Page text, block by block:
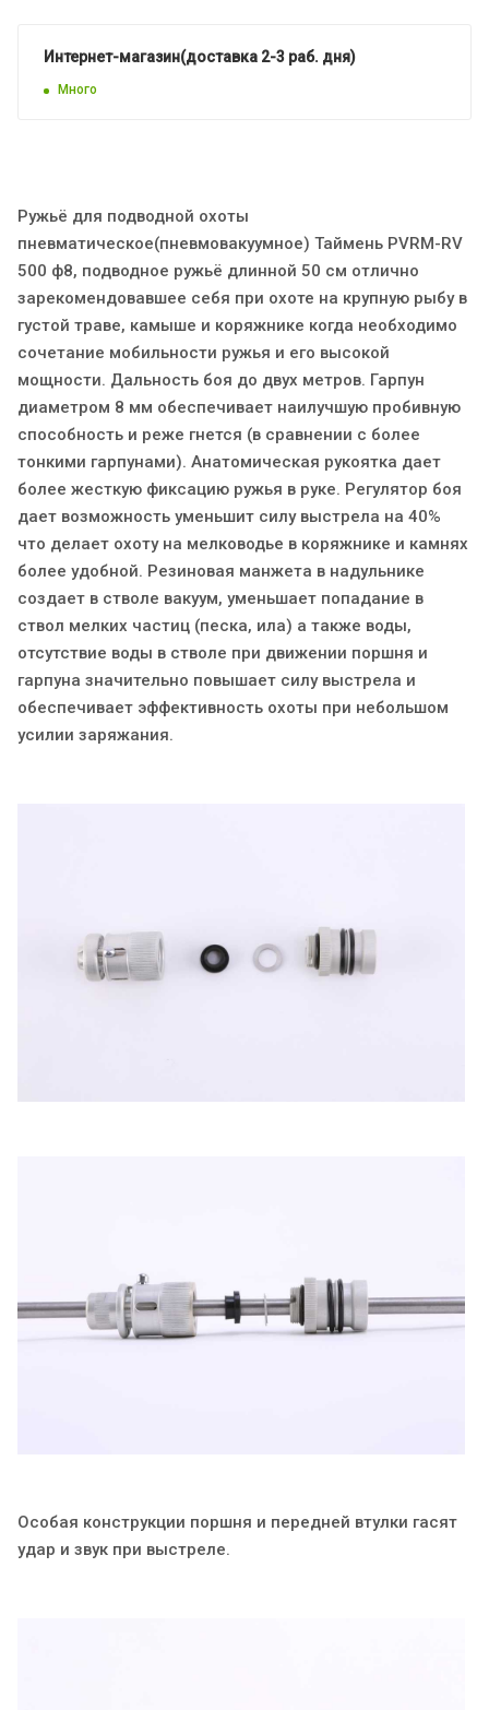
Интернет-магазин(доставка 2-3 раб. дня)
Много
Ружьё для подводной охоты
пневматическое(пневмовакуумное) Таймень PVRM-RV
500 ф8, подводное ружьё длинной 50 см отлично
зарекомендовавшее себя при охоте на крупную рыбу в
густой траве, камыше и коряжнике когда необходимо
сочетание мобильности ружья и его высокой
мощности. Дальность боя до двух метров. Гарпун
диаметром 8 мм обеспечивает наилучшую пробивную
способность и реже гнется (в сравнении с более
тонкими гарпунами). Анатомическая рукоятка дает
более жесткую фиксацию ружья в руке. Регулятор боя
дает возможность уменьшит силу выстрела на 40%
что делает охоту на мелководье в коряжнике и камнях
более удобной. Резиновая манжета в надульнике
создает в стволе вакуум, уменьшает попадание в
ствол мелких частиц (песка, ила) а также воды,
отсутствие воды в стволе при движении поршня и
гарпуна значительно повышает силу выстрела и
обеспечивает эффективность охоты при небольшом
усилии заряжания.
Особая конструкции поршня и передней втулки гасят
удар и звук при выстреле.